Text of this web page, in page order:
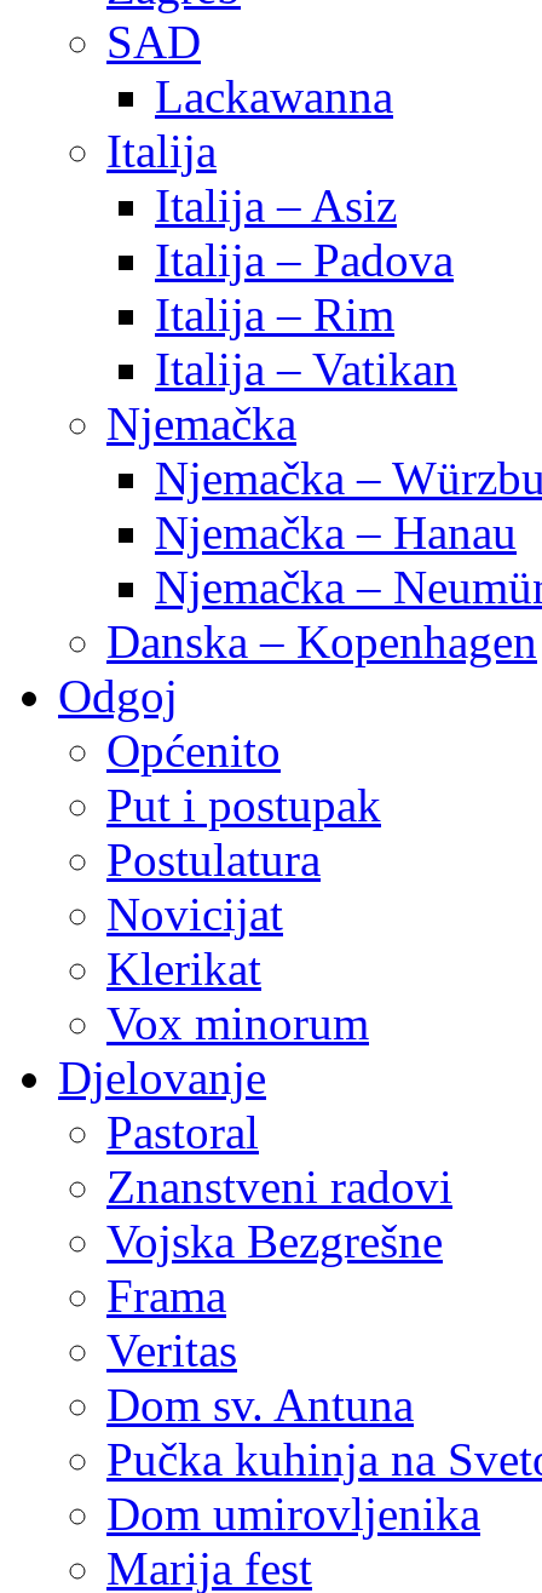
SAD
Lackawanna
Italija
Italija – Asiz
Italija – Padova
Italija – Rim
Italija – Vatikan
Njemačka
Njemačka –
Njemačka – Hanau
Njemačka –
Danska – Kopenhagen
Odgoj
Općenito
Put i postupak
Postulatura
Novicijat
Klerikat
Vox minorum
Djelovanje
Pastoral
Znanstveni radovi
Vojska Bezgrešne
Frama
Veritas
Dom sv. Antuna
Pučka kuhinja na
Dom umirovljenika
Marija fest